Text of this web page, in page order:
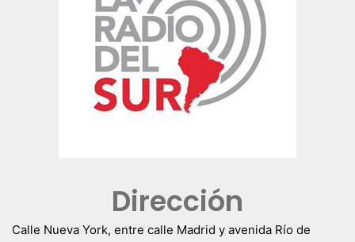
Dirección
Calle Nueva York, entre calle Madrid y avenida Río de